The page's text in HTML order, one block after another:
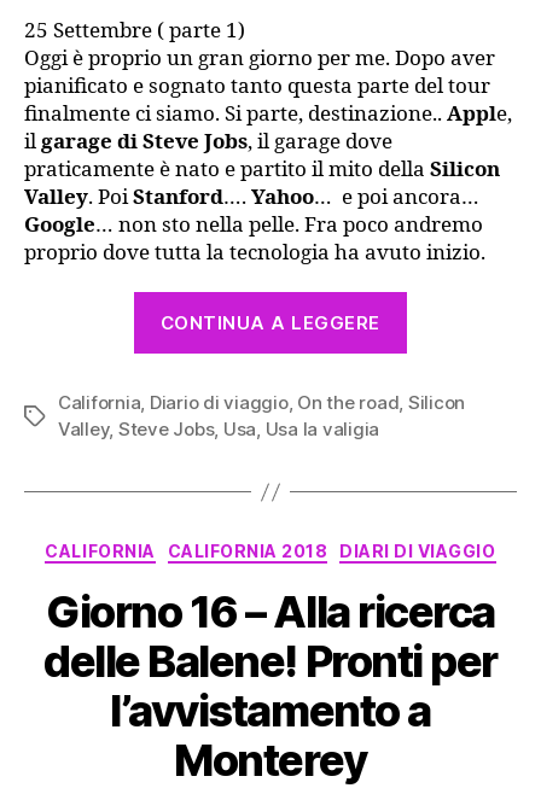
1)
Apple
25 Settembre ( parte 1)
Oggi è proprio un gran giorno per me. Dopo aver
pianificato e sognato tanto questa parte del tour
finalmente ci siamo. Si parte, destinazione..Apple,
il garage di Steve Jobs, il garage dove
praticamente è nato e partito il mito della Silicon
Valley. PoiStanford….Yahoo… e poi ancora…
Google… non sto nella pelle. Fra poco andremo
proprio dove tutta la tecnologia ha avuto inizio.
CONTINUA A LEGGERE
Silicon
Tag
California, Diario di viaggio, On the road, Silicon
Valley, Steve Jobs, Usa, Usa la valigia
Categorie
CALIFORNIA CALIFORNIA 2018 DIARI DI VIAGGIO
Giorno 16 – Alla ricerca
delle Balene! Pronti per
l’avvistamento a
Monterey